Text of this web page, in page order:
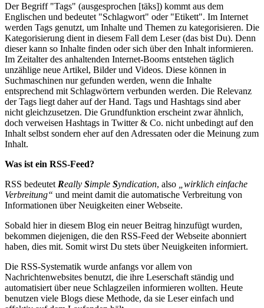
Der Begriff "Tags" (ausgesprochen [täks]) kommt aus dem
Englischen und bedeutet "Schlagwort" oder "Etikett". Im Internet
werden Tags genutzt, um Inhalte und Themen zu kategorisieren. Die
Kategorisierung dient in diesem Fall dem Leser (das bist Du). Denn
dieser kann so Inhalte finden oder sich über den Inhalt informieren.
Im Zeitalter des anhaltenden Internet-Booms entstehen täglich
unzählige neue Artikel, Bilder und Videos. Diese können in
Suchmaschinen nur gefunden werden, wenn die Inhalte
entsprechend mit Schlagwörtern verbunden werden. Die Relevanz
der Tags liegt daher auf der Hand. Tags und Hashtags sind aber
nicht gleichzusetzen. Die Grundfunktion erscheint zwar ähnlich,
doch verweisen Hashtags in Twitter & Co. nicht unbedingt auf den
Inhalt selbst sondern eher auf den Adressaten oder die Meinung zum
Inhalt.
Was ist ein RSS-Feed?
RSS bedeutet Really Simple Syndication, also
„wirklich einfache
Verbreitung“ und meint damit die automatische Verbreitung von
Informationen über Neuigkeiten einer Webseite.
Sobald hier in diesem Blog ein neuer Beitrag hinzufügt wurden,
bekommen diejenigen, die den RSS-Feed der Webseite abonniert
haben, dies mit. Somit wirst Du stets über Neuigkeiten informiert.
Die RSS-Systematik wurde anfangs vor allem von
Nachrichtenwebsites benutzt, die ihre Leserschaft ständig und
automatisiert über neue Schlagzeilen informieren wollten. Heute
benutzen viele Blogs diese Methode, da sie Leser einfach und